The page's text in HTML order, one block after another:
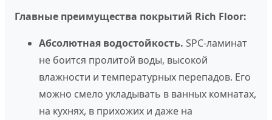
Главные преимущества покрытий Rich Floor:
Абсолютная водостойкость. SPC-ламинат
не боится пролитой воды, высокой
влажности и температурных перепадов. Его
можно смело укладывать в ванных комнатах,
на кухнях, в прихожих и даже на